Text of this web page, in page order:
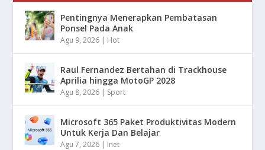
Pentingnya Menerapkan Pembatasan
Ponsel Pada Anak
Agu 9, 2026 | Hot
Raul Fernandez Bertahan di Trackhouse
Aprilia hingga MotoGP 2028
Agu 8, 2026 | Sport
Microsoft 365 Paket Produktivitas Modern
Untuk Kerja Dan Belajar
Agu 7, 2026 | Inet